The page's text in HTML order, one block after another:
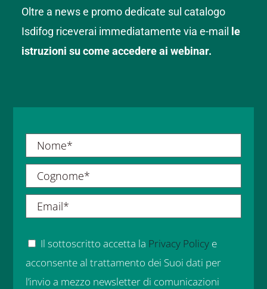
Oltre a news e promo dedicate sul catalogo
Isdifog riceverai immediatamente via e-mail
le
istruzioni su come accedere ai webinar.
Il sottoscritto accetta la Privacy Policye
acconsente al trattamento dei Suoi dati per
l’invio a mezzo newsletter di comunicazioni